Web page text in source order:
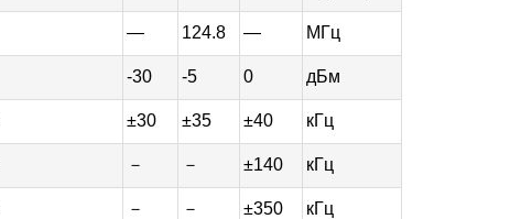
— 124.8 — МГц
-30 -5 0 дБм
±30 ±35 ±40 кГц
－ － ±140 кГц
－ － ±350 кГц